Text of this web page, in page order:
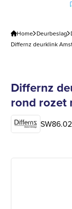
Home Deurbeslag
Differnz deurklink
Differnz
rond rozet